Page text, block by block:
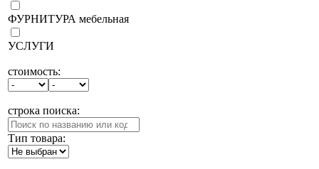
ФУРНИТУРА мебельная
УСЛУГИ
стоимость:
строка поиска:
Тип товара: